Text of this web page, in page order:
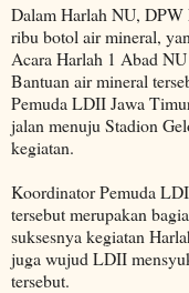
Dalam Harlah NU,
ribu botol air mineral,
Acara Harlah 1 Abad
Bantuan air mineral
Pemuda LDII Jawa
jalan menuju Stadion
kegiatan.
Koordinator Pemuda
tersebut merupakan
suksesnya kegiatan
juga wujud LDII
tersebut.